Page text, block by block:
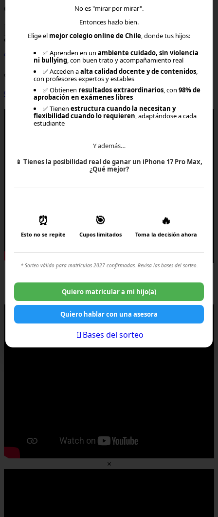
Contraseña
¿Olvidaste tu contraseña? Ingresar
¿Aún no tienes cuenta?
Crear una cuenta
×
×
×
No es "mirar por mirar".
Entonces hazlo bien.
Elige el mejor colegio online de Chile, donde tus hijos:
✅ Aprenden en unambiente cuidado, sin violencia
ni bullying, con buen trato y acompañamiento real
✅ Acceden aalta calidad docente y de contenidos,
con profesores expertos y estables
✅ Obtienen resultados extraordinarios, con98% de
aprobación en exámenes libres
✅ Tienenestructura cuando la necesitan y
flexibilidad cuando lo requieren, adaptándose a cada
estudiante
Y además…
📱 Tienes la posibilidad real de ganar un iPhone 17 Pro Max,
¿Qué mejor?
⏰
Esto no se repite
🎯
Cupos limitados
🔥
Toma la decisión ahora
* Sorteo válido para matrículas 2027 confirmadas. Revisa las bases del sorteo.
Quiero matricular a mi hijo(a)
Quiero hablar con una asesora
📄Bases del sorteo